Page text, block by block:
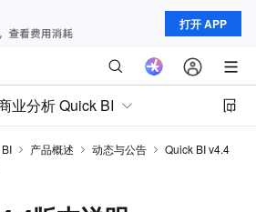
打开 APP
业分析 Quick BI
产品概述 动态与公告
Quick BI v4.4